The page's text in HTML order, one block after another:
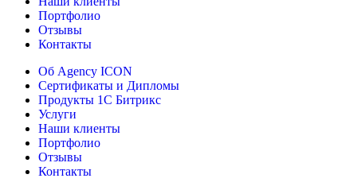
Портфолио
Отзывы
Контакты
Об Agency ICON
Сертификаты и Дипломы
Продукты 1С Битрикс
Услуги
Наши клиенты
Портфолио
Отзывы
Контакты